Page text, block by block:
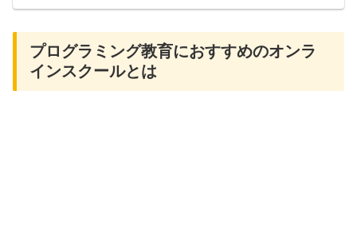
プログラミング教育におすすめのオンラ
インスクールとは